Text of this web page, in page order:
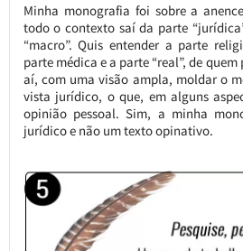
Minha monografia foi sobre a
todo o contexto saí da parte
“macro”. Quis entender a parte
parte médica e a parte “real”, de
aí, com uma visão ampla, moldar o
vista jurídico, o que, em alguns
opinião pessoal. Sim, a minha
jurídico e não um texto opinativo.